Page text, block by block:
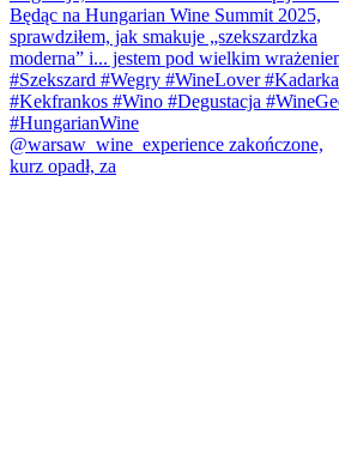
@warsaw_wine_experience zakończone,
kurz opadł, za